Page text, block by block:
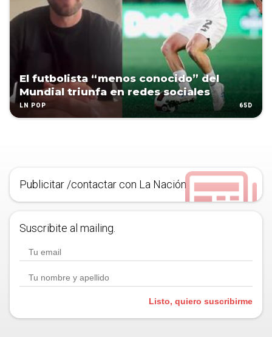
El futbolista “menos conocido” del
Mundial triunfa en redes sociales
LN POP 65D
Publicitar /contactar con La Nación
Suscribite al mailing.
Listo, quiero suscribirme